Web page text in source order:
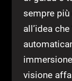
sempre
all’idea
visione